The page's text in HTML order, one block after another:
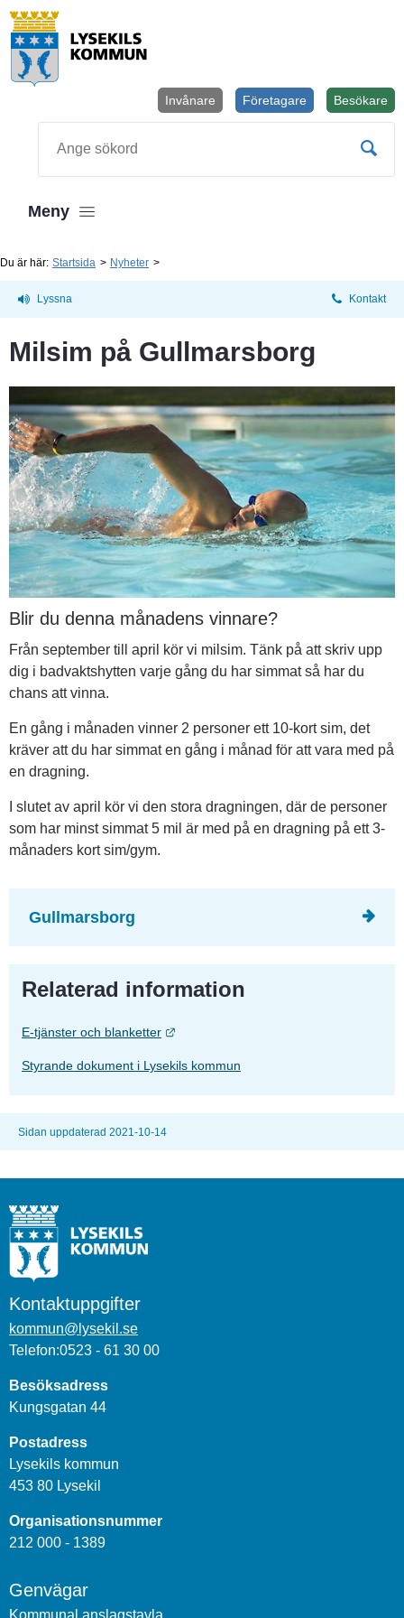
Besökare
Företagare
Invånare
Meny
Du är här: Startsida Nyheter
Lyssna Kontakt
Milsim på Gullmarsborg
Blir du denna månadens vinnare?
Från september till april kör vi milsim. Tänk på att skriv upp
dig i badvaktshytten varje gång du har simmat så har du
chans att vinna.
En gång i månaden vinner 2 personer ett 10-kort sim, det
kräver att du har simmat en gång i månad för att vara med på
en dragning.
I slutet av april kör vi den stora dragningen, där de personer
som har minst simmat 5 mil är med på en dragning på ett 3-
månaders kort sim/gym.
Gullmarsborg
Relaterad information
E-tjänster och blanketter Länk till annan webbplats.
Styrande dokument i Lysekils kommun
Sidan uppdaterad 2021-10-14
Kontaktuppgifter
kommun@lysekil.se
Telefon:0523 - 61 30 00
Besöksadress
Kungsgatan 44
Postadress
Lysekils kommun
453 80 Lysekil
Organisationsnummer
212 000 - 1389
Genvägar
Kommunal anslagstavla